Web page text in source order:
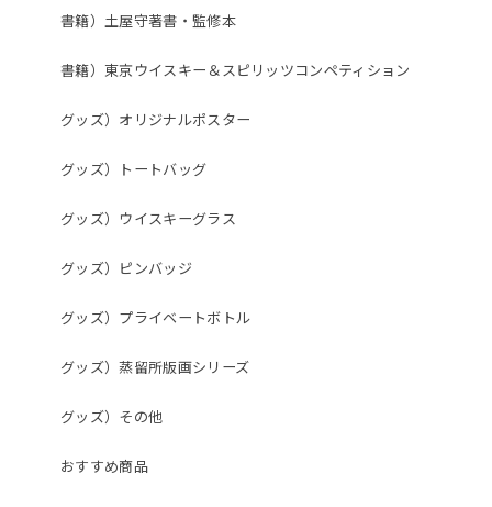
書籍）土屋守著書・監修本
書籍）東京ウイスキー＆スピリッツコンペティション
グッズ）オリジナルポスター
グッズ）トートバッグ
グッズ）ウイスキーグラス
グッズ）ピンバッジ
グッズ）プライベートボトル
グッズ）蒸留所版画シリーズ
グッズ）その他
おすすめ商品